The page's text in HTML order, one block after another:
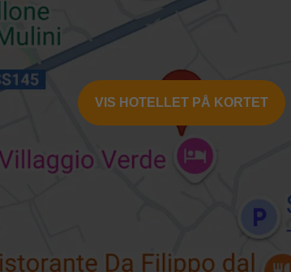
VIS HOTELLET PÅ KORTET